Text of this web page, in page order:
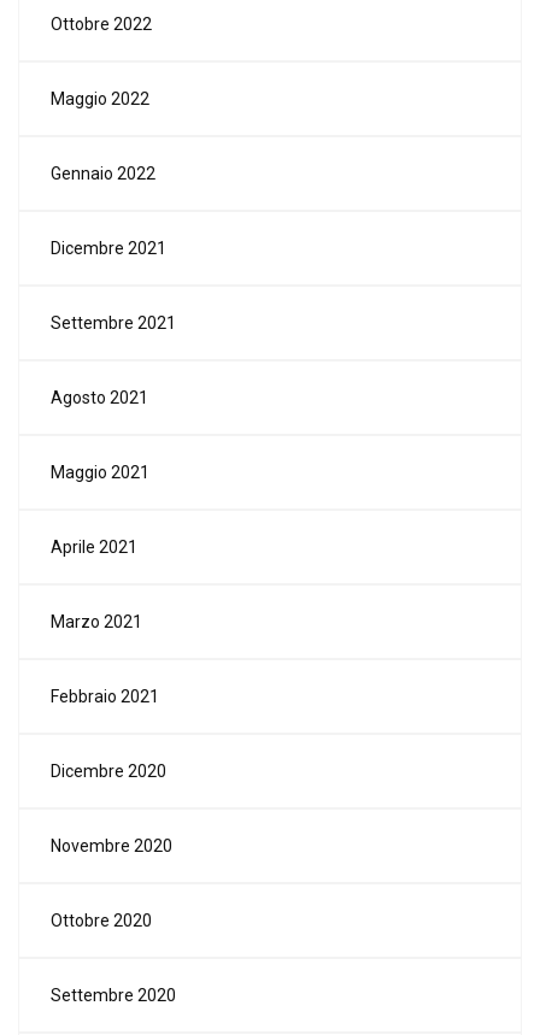
Ottobre 2022
Maggio 2022
Gennaio 2022
Dicembre 2021
Settembre 2021
Agosto 2021
Maggio 2021
Aprile 2021
Marzo 2021
Febbraio 2021
Dicembre 2020
Novembre 2020
Ottobre 2020
Settembre 2020